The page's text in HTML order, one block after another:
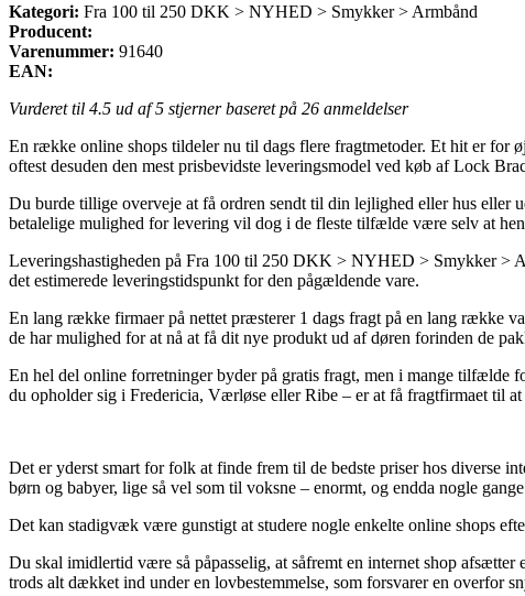
Kategori: Fra 100 til 250 DKK > NYHED > Smykker > Armbånd
Producent:
Varenummer: 91640
EAN:
Vurderet til 4.5 ud af 5 stjerner baseret på 26 anmeldelser
En række online shops tildeler nu til dags flere fragtmetoder. Et hit er for
oftest desuden den mest prisbevidste leveringsmodel ved køb af Lock
Du burde tillige overveje at få ordren sendt til din lejlighed eller hus eller
betalelige mulighed for levering vil dog i de fleste tilfælde være selv at
Leveringshastigheden på Fra 100 til 250 DKK > NYHED > Smykker >
det estimerede leveringstidspunkt for den pågældende vare.
En lang række firmaer på nettet præsterer 1 dags fragt på en lang række
de har mulighed for at nå at få dit nye produkt ud af døren forinden de
En hel del online forretninger byder på gratis fragt, men i mange tilfælde
du opholder sig i Fredericia, Værløse eller Ribe – er at få fragtfirmaet til
Det er yderst smart for folk at finde frem til de bedste priser hos diverse
børn og babyer, lige så vel som til voksne – enormt, og endda nogle
Det kan stadigvæk være gunstigt at studere nogle enkelte online shops
Du skal imidlertid være så påpasselig, at såfremt en internet shop
trods alt dækket ind under en lovbestemmelse, som forsvarer en overfor